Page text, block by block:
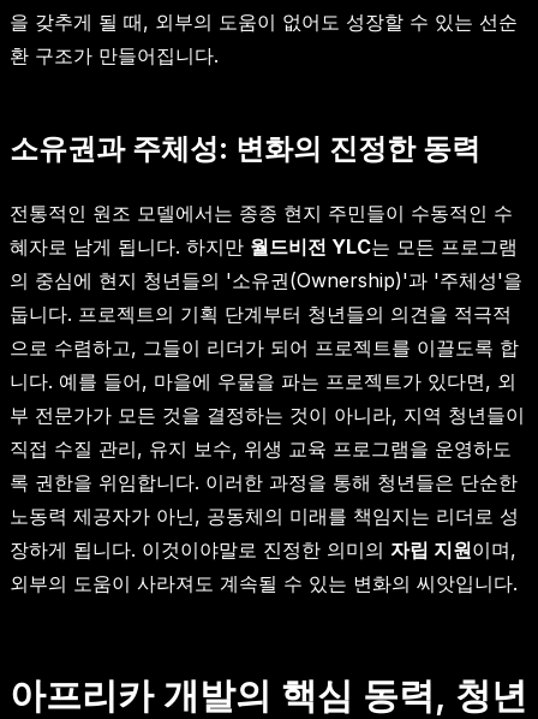
을 갖추게 될 때, 외부의 도움이 없어도 성장할 수 있는 선순
환 구조가 만들어집니다.
소유권과 주체성: 변화의 진정한 동력
전통적인 원조 모델에서는 종종 현지 주민들이 수동적인 수
혜자로 남게 됩니다. 하지만 월드비전 YLC는 모든 프로그램
의 중심에 현지 청년들의 '소유권(Ownership)'과 '주체성'을
둡니다. 프로젝트의 기획 단계부터 청년들의 의견을 적극적
으로 수렴하고, 그들이 리더가 되어 프로젝트를 이끌도록 합
니다. 예를 들어, 마을에 우물을 파는 프로젝트가 있다면, 외
부 전문가가 모든 것을 결정하는 것이 아니라, 지역 청년들이
직접 수질 관리, 유지 보수, 위생 교육 프로그램을 운영하도
록 권한을 위임합니다. 이러한 과정을 통해 청년들은 단순한
노동력 제공자가 아닌, 공동체의 미래를 책임지는 리더로 성
장하게 됩니다. 이것이야말로 진정한 의미의 자립 지원이며,
외부의 도움이 사라져도 계속될 수 있는 변화의 씨앗입니다.
아프리카 개발의 핵심 동력, 청년